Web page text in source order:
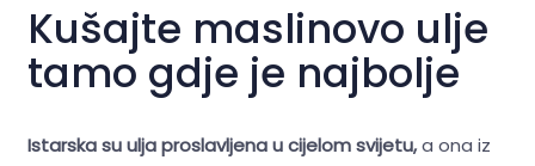
Kušajte maslinovo ulje
tamo gdje je najbolje
Istarska su ulja proslavljena u cijelom svijetu,a ona iz